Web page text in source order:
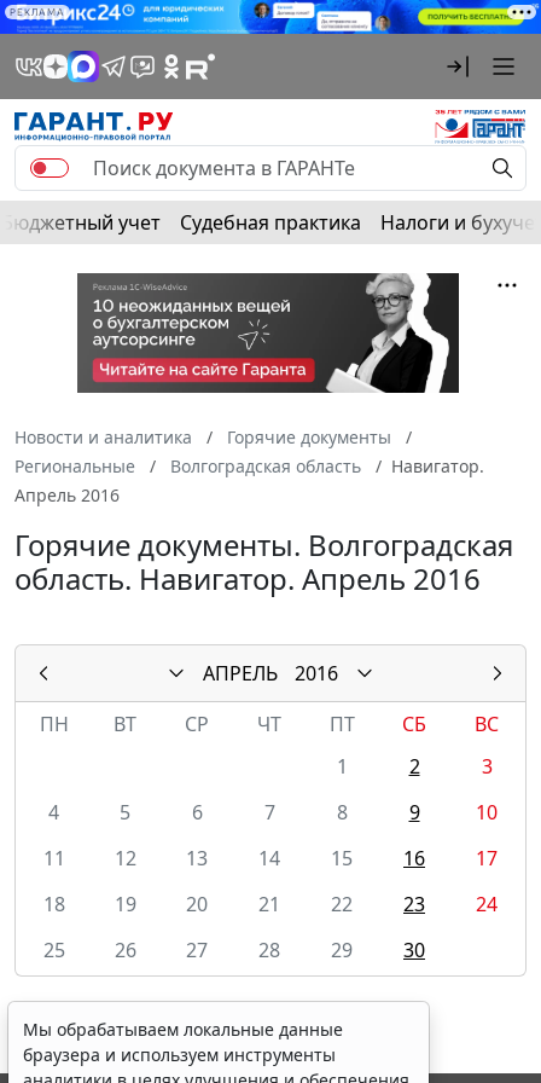
РЕКЛАМА
Бюджетный учет Судебная практика Налоги и
Новости и аналитика
Горячие документы
Региональные
Волгоградская область
Навигатор.
Апрель 2016
Горячие документы. Волгоградская
область. Навигатор. Апрель 2016
АПРЕЛЬ
2016
ПН
ВТ СР ЧТ ПТ СБ
ВС
1
2
3
4
5 6 7 8 9
10
11
12 13 14 15 16
17
18
19 20 21 22 23
24
25
26 27 28 29 30
Мы обрабатываем локальные данные
браузера и используем инструменты